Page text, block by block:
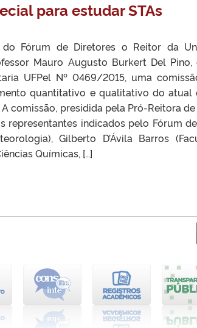
para estudar STAs
Fórum de Diretores o Reitor da
Mauro Augusto Burkert Del Pino,
UFPel Nº 0469/2015, uma
quantitativo e qualitativo do atual
comissão, presidida pela Pró-Reitora
representantes indicados pelo Fórum
Gilberto D’Ávila Barros
Químicas, […]